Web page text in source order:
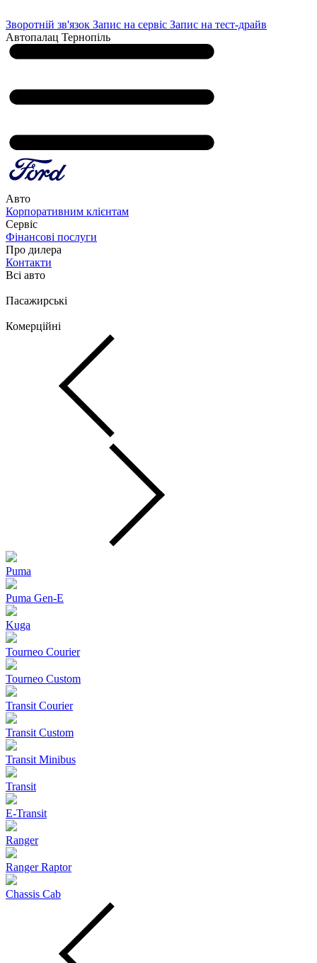
Зворотній зв'язок Запис на сервіс Запис на тест-драйв
Автопалац Тернопіль
Авто
Корпоративним клієнтам
Сервіс
Фінансові послуги
Про дилера
Контакти
Всі авто
Пасажирські
Комерційні
Puma
Puma Gen‑E
Kuga
Tourneo Courier
Tourneo Custom
Transit Courier
Transit Custom
Transit Minibus
Transit
E-Transit
Ranger
Ranger Raptor
Chassis Cab